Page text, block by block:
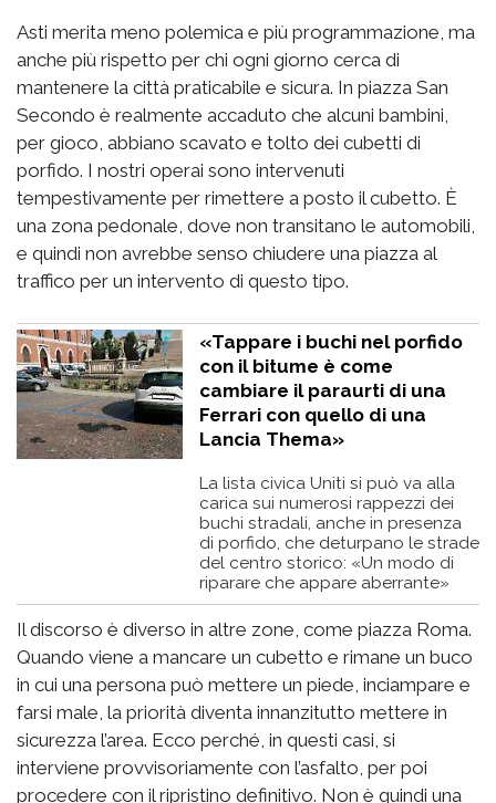
Asti merita meno polemica e più programmazione, ma
anche più rispetto per chi ogni giorno cerca di
mantenere la città praticabile e sicura. In piazza San
Secondo è realmente accaduto che alcuni bambini,
per gioco, abbiano scavato e tolto dei cubetti di
porfido. I nostri operai sono intervenuti
tempestivamente per rimettere a posto il cubetto. È
una zona pedonale, dove non transitano le automobili,
e quindi non avrebbe senso chiudere una piazza al
traffico per un intervento di questo tipo.
«Tappare i buchi nel porfido
con il bitume è come
cambiare il paraurti di una
Ferrari con quello di una
Lancia Thema»
La lista civica Uniti si può va alla
carica sui numerosi rappezzi dei
buchi stradali, anche in presenza
di porfido, che deturpano le strade
del centro storico: «Un modo di
riparare che appare aberrante»
Il discorso è diverso in altre zone, come piazza Roma.
Quando viene a mancare un cubetto e rimane un buco
in cui una persona può mettere un piede, inciampare e
farsi male, la priorità diventa innanzitutto mettere in
sicurezza l’area. Ecco perché, in questi casi, si
interviene provvisoriamente con l’asfalto, per poi
procedere con il ripristino definitivo. Non è quindi una